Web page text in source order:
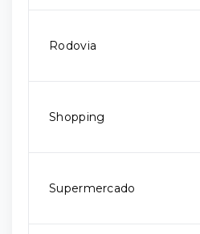
Rodovia
Shopping
Supermercado